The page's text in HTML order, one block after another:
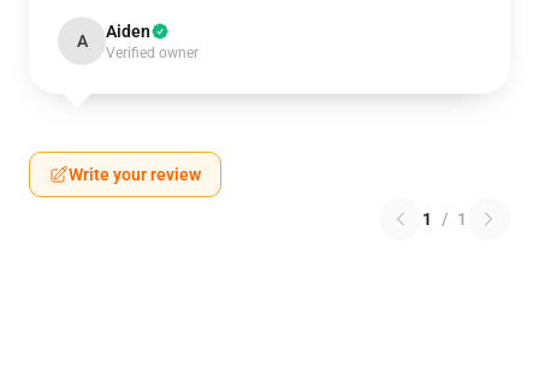
A Aiden
Verified owner
Write your review
1 / 1